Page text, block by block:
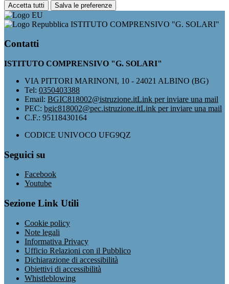
Accetta tutti Salva le preferenze
ISTITUTO COMPRENSIVO "G. SOLARI"
Contatti
ISTITUTO COMPRENSIVO "G. SOLARI"
VIA PITTORI MARINONI, 10 - 24021 ALBINO (BG)
Tel: 0350403388
Email: BGIC818002@istruzione.itLink per inviare una mail
PEC: bgic818002@pec.istruzione.itLink per inviare una mail
C.F.: 95118430164
CODICE UNIVOCO UFG9QZ
Seguici su
Facebook
Youtube
Sezione Link Utili
Cookie policy
Note legali
Informativa Privacy
Ufficio Relazioni con il Pubblico
Dichiarazione di accessibilità
Obiettivi di accessibilità
Whistleblowing